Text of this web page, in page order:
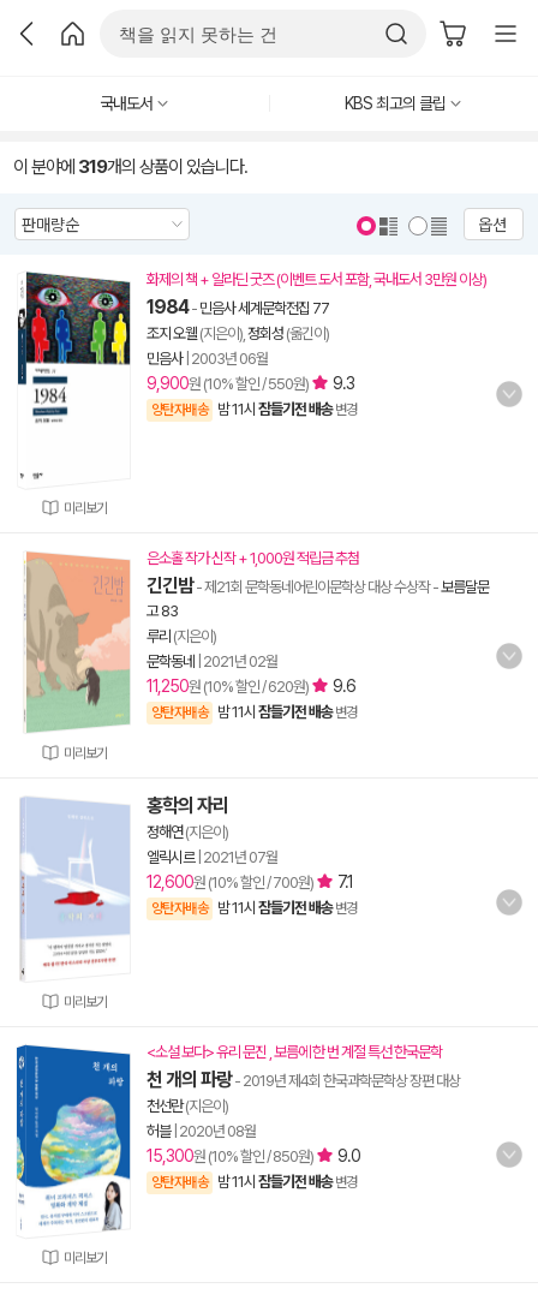
국내도서 KBS 최고의 클립
이 분야에 319개의 상품이 있습니다.
옵션
미리보기
화제의 책 + 알라딘 굿즈 (이벤트 도서 포함, 국내도서 3만원 이상)
1984- 민음사 세계문학전집 77
조지 오웰 (지은이), 정회성 (옮긴이)
민음사| 2003년 06월
9,900원 (10% 할인 / 550원) 9.3
양탄자배송 밤 11시 잠들기전 배송 변경
미리보기
은소홀 작가 신작 + 1,000원 적립금 추첨
긴긴밤- 제21회 문학동네어린이문학상 대상 수상작-보름달문
고 83
루리 (지은이)
문학동네
2021년 02월
11,250원 (10% 할인 / 620원) 9.6
양탄자배송 밤 11시 잠들기전 배송 변경
미리보기
홍학의 자리
정해연(지은이)
엘릭시르| 2021년 07월
12,600원 (10% 할인 / 700원) 7.1
양탄자배송 밤 11시 잠들기전 배송 변경
미리보기
<소설 보다> 유리 문진 , 보름에 한 번 계절 특선 한국문학
천 개의 파랑- 2019년 제4회 한국과학문학상 장편 대상
천선란(지은이)
허블| 2020년 08월
15,300원 (10% 할인 / 850원) 9.0
양탄자배송 밤 11시 잠들기전 배송 변경